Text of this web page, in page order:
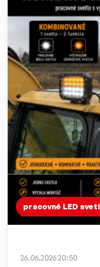
pracovné LED
26.06.2026 20:50